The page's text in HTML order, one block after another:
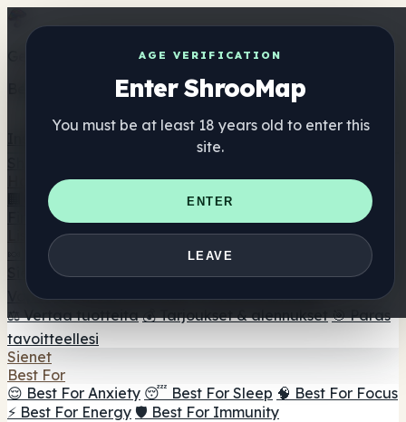
AGE VERIFICATION
Enter ShrooMap
You must be at least 18 years old to enter this
site.
ENTER
LEAVE
Get the ShrooMap app
Better than mobile web — one tap away
Hakemisto
🏢 Brändihakemisto
📍 Headshop Finder
🔮 Smartshop
Finder 🛒 Online Headshops
Lisäravinteet
🍬 Sieni Gummies
💊 Sienikapselit
🫙
Sienijauheet ☕ Sienikahvi 🍫 Sieni suklaa 💨 Mushroom
Vapes 🍫 Shroom Bar Hub 😌 Mood Gummies
⚖️ Vertaa tuotteita 💰 Tarjoukset & alennukset 🎯 Paras
tavoitteellesi
Sienet
Best For
😌 Best For Anxiety 😴 Best For Sleep 🧠 Best For Focus
⚡ Best For Energy 🛡️ Best For Immunity